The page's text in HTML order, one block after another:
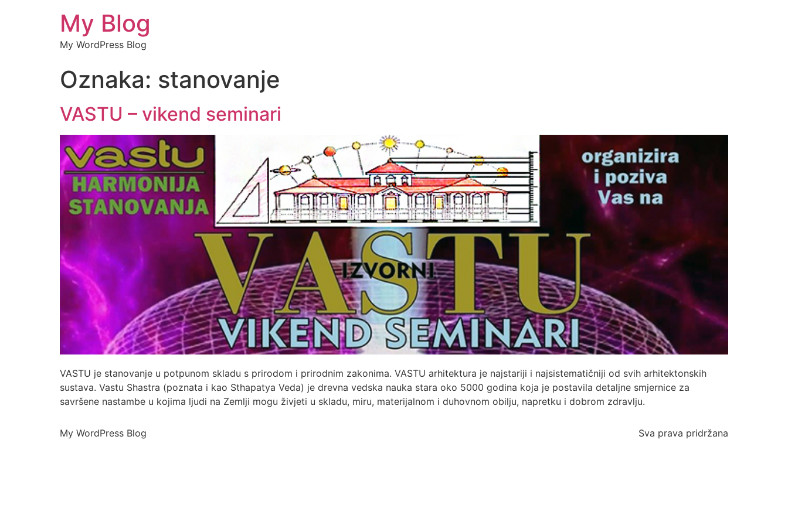
My Blog
My WordPress Blog
Oznaka: stanovanje
VASTU – vikend seminari
VASTU je stanovanje u potpunom skladu s prirodom i prirodnim zakonima. VASTU arhitektura je najstariji i najsistematičniji od svih arhitektonskih
sustava. Vastu Shastra (poznata i kao Sthapatya Veda) je drevna vedska nauka stara oko 5000 godina koja je postavila detaljne smjernice za
savršene nastambe u kojima ljudi na Zemlji mogu živjeti u skladu, miru, materijalnom i duhovnom obilju, napretku i dobrom zdravlju.
My WordPress Blog Sva prava pridržana